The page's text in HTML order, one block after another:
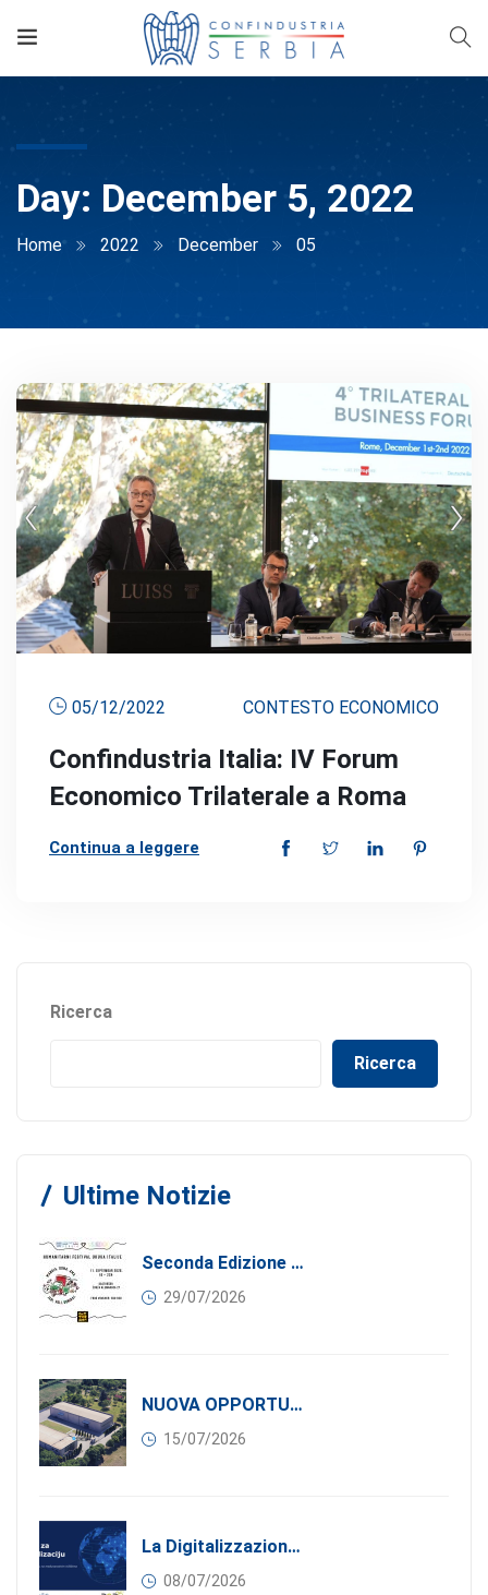
Day: December 5, 2022
Home 2022 December 05
05/12/2022 CONTESTO ECONOMICO
Confindustria Italia: IV Forum
Economico Trilaterale a Roma
Continua a leggere
Ricerca
Ricerca
Ultime Notizie
Seconda Edizione Di MANGIA. DONA. AMA: Quando La Gastronomia Incontra La Solidarietà, 11 Settembre 2026
29/07/2026
NUOVA OPPORTUNITÀ DI BUSINESS PER I SOCI DI CONFINDUSTRIA SERBIA: Affitasi Un Moderno Capannone Industriale A Pančevo – 1.200 M² Nella Zona Industriale
15/07/2026
La Digitalizzazione Come Motore Dell’internazionalizzazione
08/07/2026